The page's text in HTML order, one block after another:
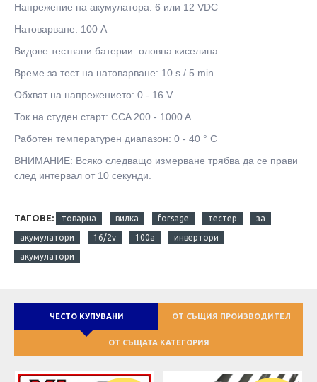
Напрежение на акумулатора: 6 или 12 VDC
Натоварване: 100 A
Видове тествани батерии: оловна киселина
Време за тест на натоварване: 10 s / 5 min
Обхват на напрежението: 0 - 16 V
Ток на студен старт: CCA 200 - 1000 A
Работен температурен диапазон: 0 - 40 ° C
ВНИМАНИЕ: Всяко следващо измерване трябва да се прави
след интервал от 10 секунди.
ТАГОВЕ: товарна вилка forsage тестер за
акумулатори 16/2v 100a инвертори
акумулатори
ЧЕСТО КУПУВАНИ ОТ СЪЩИЯ ПРОИЗВОДИТЕЛ
ОТ СЪЩАТА КАТЕГОРИЯ